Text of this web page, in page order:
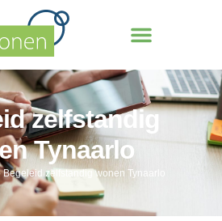
zelfstandig
Tynaarlo
Begeleid zelfstandig wonen Tynaarlo